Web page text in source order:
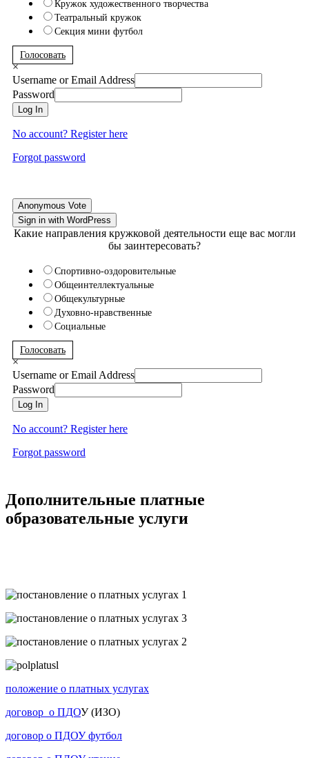
Кружок художественного творчества
Театральный кружок
Секция мини футбол
Голосовать
×
Username or Email Address
Password
Log In
No account? Register here
Forgot password
Anonymous Vote
Sign in with WordPress
Какие направления кружковой деятельности еще вас могли
бы заинтересовать?
Спортивно-оздоровительные
Общеинтеллектуальные
Общекультурные
Духовно-нравственные
Социальные
Голосовать
×
Username or Email Address
Password
Log In
No account? Register here
Forgot password
Дополнительные платные
образовательные услуги
положение о платных услугах
договор о ПДОУ (ИЗО)
договор о ПДОУ футбол